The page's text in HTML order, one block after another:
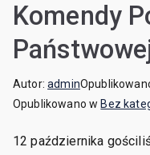
Komendy
Autor:admin
Opublikowano w Bez
12 października